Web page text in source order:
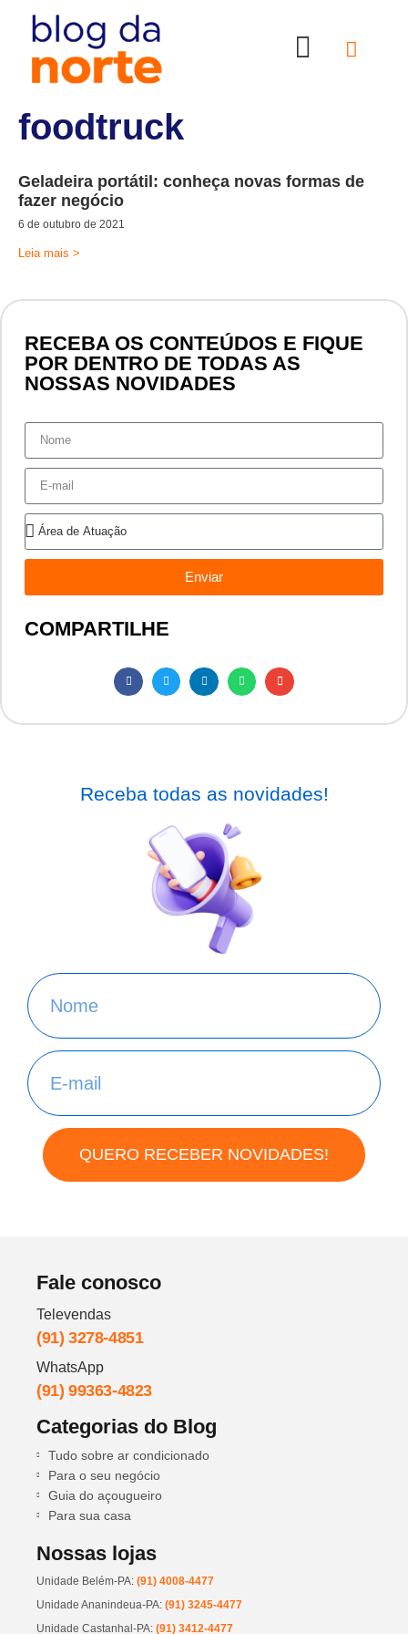
foodtruck
Geladeira portátil: conheça novas formas de
fazer negócio
6 de outubro de 2021
Leia mais >
RECEBA OS CONTEÚDOS E FIQUE
POR DENTRO DE TODAS AS
NOSSAS NOVIDADES
Enviar
COMPARTILHE
Receba todas as novidades!
QUERO RECEBER NOVIDADES!
Fale conosco
Televendas
(91) 3278-4851
WhatsApp
(91) 99363-4823
Categorias do Blog
Tudo sobre ar condicionado
Para o seu negócio
Guia do açougueiro
Para sua casa
Nossas lojas
Unidade Belém-PA: (91) 4008-4477
Unidade Ananindeua-PA: (91) 3245-4477
Unidade Castanhal-PA: (91) 3412-4477